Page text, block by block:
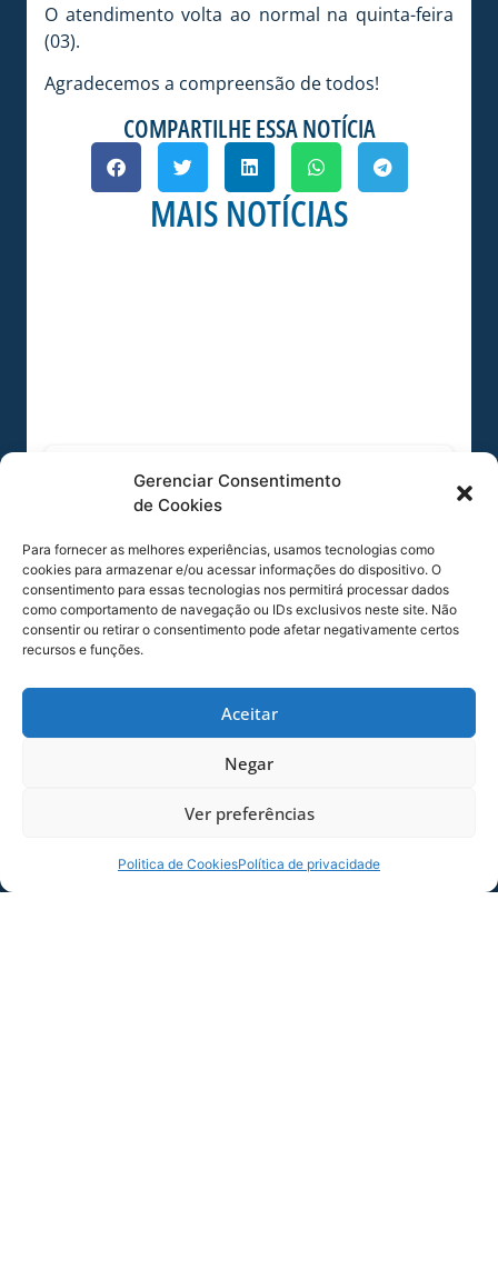
Gerenciar Consentimento
de Cookies
Para fornecer as melhores experiências, usamos tecnologias como
cookies para armazenar e/ou acessar informações do dispositivo. O
consentimento para essas tecnologias nos permitirá processar dados
como comportamento de navegação ou IDs exclusivos neste site. Não
consentir ou retirar o consentimento pode afetar negativamente certos
recursos e funções.
Aceitar
Negar
Ver preferências
Politica de CookiesPolítica de privacidade
O atendimento volta ao normal na quinta-feira
(03).
Agradecemos a compreensão de todos!
COMPARTILHE ESSA NOTÍCIA
MAIS NOTÍCIAS
SERVIÇO DE JOGO: AVAÍ X CRB-AL, PELA
21ª RODADA DA SÉRIE B
é dia de Avaí na Ressacada pela Série B!
Precisamos do
Sócio
Torcedor
06/08/2026